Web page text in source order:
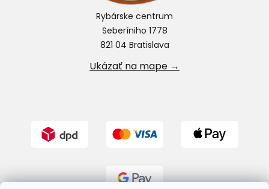
Rybárske centrum
Seberíniho 1778
821 04 Bratislava
Ukázať na mape →